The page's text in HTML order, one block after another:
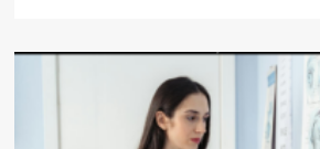
Prednisonul